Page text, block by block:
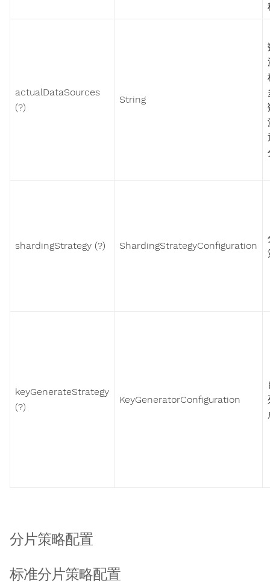
actualDataSources
(?)
String
shardingStrategy (?) ShardingStrategyConfiguration
keyGenerateStrategy
(?)
KeyGeneratorConfiguration
分片策略配置
标准分片策略配置